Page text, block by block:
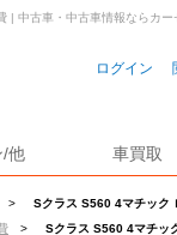
ログイン
/他 車買取
>
Sクラス S560 4マチック
> Sクラス S560 4マチッ
| 中古車・中古車情報ならカー